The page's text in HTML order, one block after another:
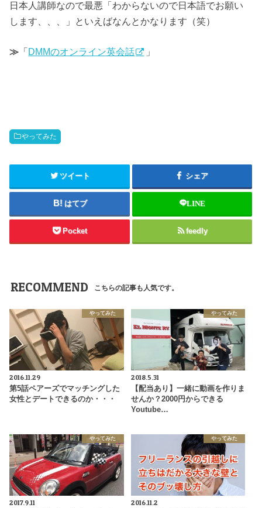
日本人講師なので最悪「わからないので日本語でお願い
します、、、」といえばなんとかなります（笑）
≫ 「 DMMのオンライン英会話 」
やってみた
ツイート シェア
はてブ LINE
Pocket feedly
RECOMMEND こちらの記事も人気です。
やってみた
2016.11.29
第5話ペアーズでマッチングした
女性とデートできるのか・・・
やってみた
2018.5.31
【配当あり】一緒に動画を作りま
せんか？2000円からできる
Youtube…
やってみた
2017.9.11
やってみた
2016.11.2